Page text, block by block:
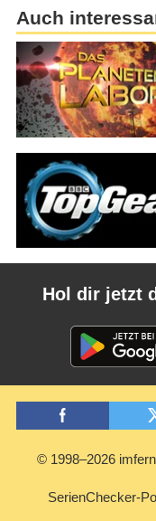
Auch
Hol dir jetzt
© 1998–2026
SerienChecker-